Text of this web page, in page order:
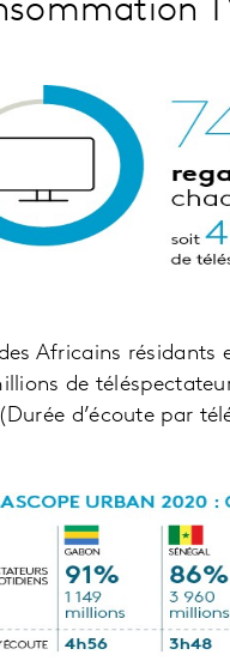
Africains résidants
de
d’écoute par